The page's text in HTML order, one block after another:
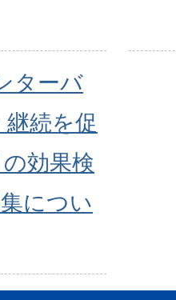
ターバ
継続を促
効果検
につい